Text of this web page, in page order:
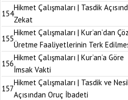
154
Hikmet Çalışmaları | Tasdik
Zekat
155
Hikmet Çalışmaları | Kur’an’dan
Üretme Faaliyetlerinin Terk
156
Hikmet Çalışmaları | Kur’an’a Göre
İmsak Vakti
157
Hikmet Çalışmaları | Tasdik ve
Açısından Oruç İbadeti